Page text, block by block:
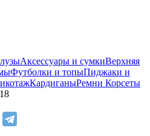
Аксессуары и сумкиВерхняя
Футболки и топыПиджаки и
КардиганыРемни Корсеты